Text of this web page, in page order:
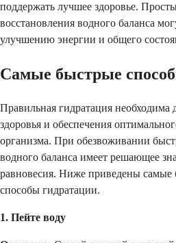
поддержать лучшее здоровье.
восстановления водного баланса
улучшению энергии и общего
Самые быстрые
Правильная гидратация
здоровья и обеспечения
организма. При обезвоживании
водного баланса имеет решающее
равновесия. Ниже приведены
способы гидратации.
1. Пейте воду